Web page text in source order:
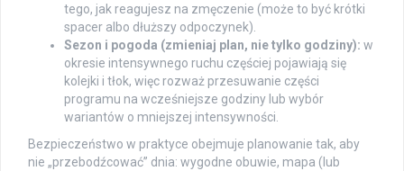
tego, jak reagujesz na zmęczenie (może to być krótki
spacer albo dłuższy odpoczynek).
Sezon i pogoda (zmieniaj plan, nie tylko godziny): w
okresie intensywnego ruchu częściej pojawiają się
kolejki i tłok, więc rozważ przesuwanie części
programu na wcześniejsze godziny lub wybór
wariantów o mniejszej intensywności.
Bezpieczeństwo w praktyce obejmuje planowanie tak, aby
nie „przebodźcować” dnia: wygodne obuwie, mapa (lub